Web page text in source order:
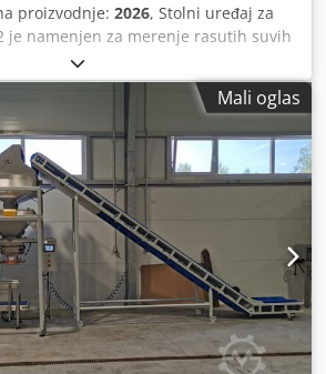
proizvodnje: 2026, Stolni uređaj za
je namenjen za merenje rasutih suvih
u pripremljene / prilično napravljene
semenke, začine, griz, šećer,
i druge proizvode slične frakcije.
za male serije, malu proizvodnju
sa malim ulaganjem. Doi-pack
torbica punjenje. •
• Opseg doziranja – 10gr. – 1kg. •
spremnika za punjenje – 25ltr
• Kapacitet džepa za vaganje –
digitalna • Snaga – 0.2kW • Dimenzije –
i delovi u kontaktu sa
od nerđajućeg čelika • Lako uklonjivi
za vreće • Težina uređaja –
– 220V, 50Hz, 1ph.
Mali oglas